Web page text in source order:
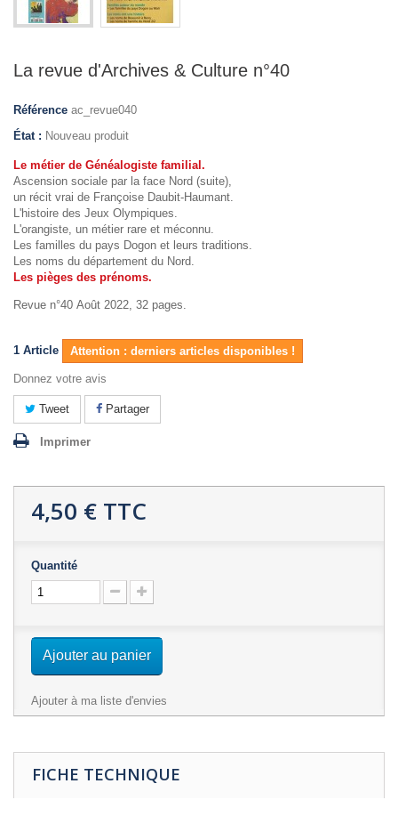
La revue d'Archives & Culture n°40
Référence ac_revue040
État : Nouveau produit
Le métier de Généalogiste familial.
Ascension sociale par la face Nord (suite),
un récit vrai de Françoise Daubit-Haumant.
L'histoire des Jeux Olympiques.
L'orangiste, un métier rare et méconnu.
Les familles du pays Dogon et leurs traditions.
Les noms du département du Nord.
Les pièges des prénoms.
Revue n°40 Août 2022, 32 pages.
1 Article Attention : derniers articles disponibles !
Donnez votre avis
Tweet Partager
Imprimer
4,50 € TTC
Quantité
Ajouter au panier
Ajouter à ma liste d'envies
FICHE TECHNIQUE